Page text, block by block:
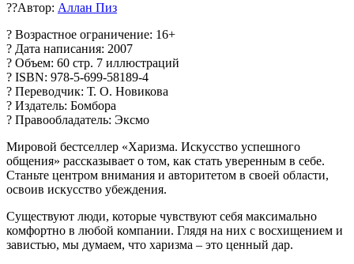
?‍?Автор: Аллан Пиз
? Возрастное ограничение: 16+
? Дата написания: 2007
? Объем: 60 стр. 7 иллюстраций
? ISBN: 978-5-699-58189-4
? Переводчик: Т. О. Новикова
? Издатель: Бомбора
? Правообладатель: Эксмо
Мировой бестселлер «Харизма. Искусство успешного
общения» рассказывает о том, как стать уверенным в себе.
Станьте центром внимания и авторитетом в своей области,
освоив искусство убеждения.
Существуют люди, которые чувствуют себя максимально
комфортно в любой компании. Глядя на них с восхищением и
завистью, мы думаем, что харизма – это ценный дар.